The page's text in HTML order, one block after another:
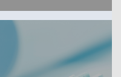
nova eina digital ICO
empreses podran
preferents i amb el